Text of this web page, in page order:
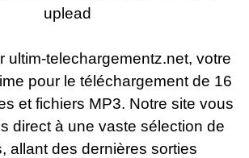
uplead
ultim-telechargementz.net, votre
pour le téléchargement de 16
et fichiers MP3. Notre site vous
direct à une vaste sélection de
allant des dernières sorties